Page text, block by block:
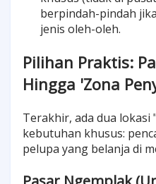
berpindah-pindah
jenis oleh-oleh.
Pilihan Praktis:
Hingga 'Zona
Terakhir, ada dua lokasi
kebutuhan khusus:
pelupa yang belanja di